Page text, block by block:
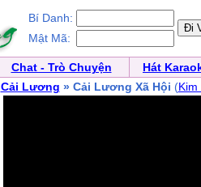
Bí Danh:
Mật Mã:
Chat - Trò Chuyện
Hát
Cải Lương » Cải Lương Xã Hội (Kim